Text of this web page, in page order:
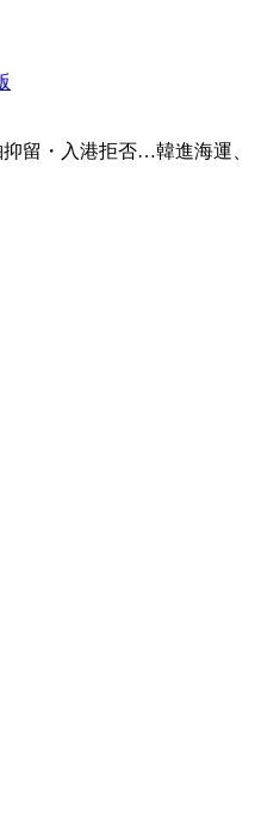
留・入港拒否…韓進海運、